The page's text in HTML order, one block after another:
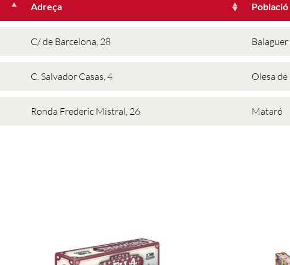
Adreça Població
C/ de Barcelona, 28 Balaguer
C. Salvador Casas, 4 Olesa
Ronda Frederic Mistral, 26 Mataró